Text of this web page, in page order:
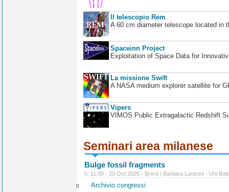
Il telescopio Rem
A 60 cm diameter telescope located in
Spaceinn Project
Exploitation of Space Data for
La missione Swift
A NASA medium explorer satellite for
Vipers
VIMOS Public Extragalactic Redshift
Seminari area milanese
Bulge fossil fragments
h. 11:00 - 20 Oct 2026 - Brera | Barbara Lanzoni - Uni
Archivio congressi